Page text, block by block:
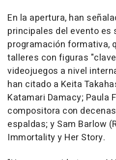
En la apertura, han
principales del evento es
programación formativa,
talleres con figuras
videojuegos a nivel
han citado a Keita
Katamari Damacy; Paula
compositora con
espaldas; y Sam Barlow
Immortality y Her Story.